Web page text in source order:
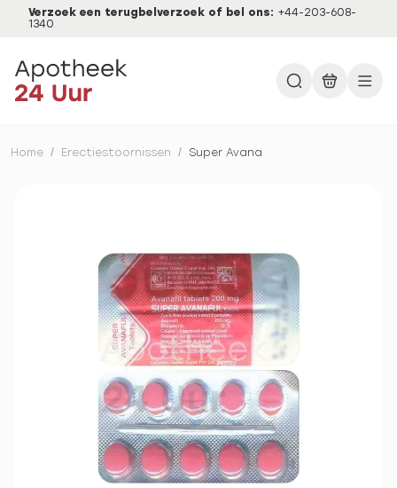
Verzoek een terugbelverzoek of bel ons: +44-203-608-
1340
Home / Erectiestoornissen / Super Avana